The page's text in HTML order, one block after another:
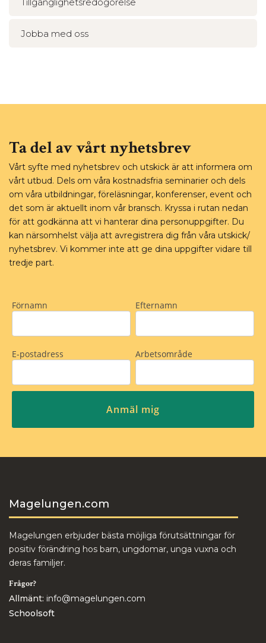
Jobba med oss
Ta del av vårt nyhetsbrev
Vårt syfte med nyhetsbrev och utskick är att informera om
vårt utbud. Dels om våra kostnadsfria seminarier och dels
om våra utbildningar, föreläsningar, konferenser, event och
det som är aktuellt inom vår bransch. Kryssa i rutan nedan
för att godkänna att vi hanterar dina personuppgifter. Du
kan närsomhelst välja att avregistrera dig från våra utskick/
nyhetsbrev. Vi kommer inte att ge dina uppgifter vidare till
tredje part.
Magelungen.com
Magelungen erbjuder bästa möjliga förutsättningar för
positiv förändring hos barn, ungdomar, unga vuxna och
deras familjer.
Frågor?
Allmänt: info@magelungen.com
Schoolsoft